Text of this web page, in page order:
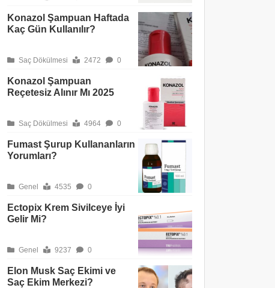
Konazol Şampuan Haftada
Kaç Gün Kullanılır?
Saç Dökülmesi 2472 0
Konazol Şampuan
Reçetesiz Alınır Mı 2025
Saç Dökülmesi 4964 0
Fumast Şurup Kullananların
Yorumları?
Genel 4535 0
Ectopix Krem Sivilceye İyi
Gelir Mi?
Genel 9237 0
Elon Musk Saç Ekimi ve
Saç Ekim Merkezi?